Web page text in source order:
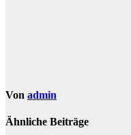
Von admin
Ähnliche Beiträge